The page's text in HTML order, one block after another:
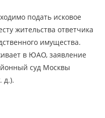
подать исковое
жительства ответчика
имущества.
в ЮАО, заявление
суд Москвы
д.).